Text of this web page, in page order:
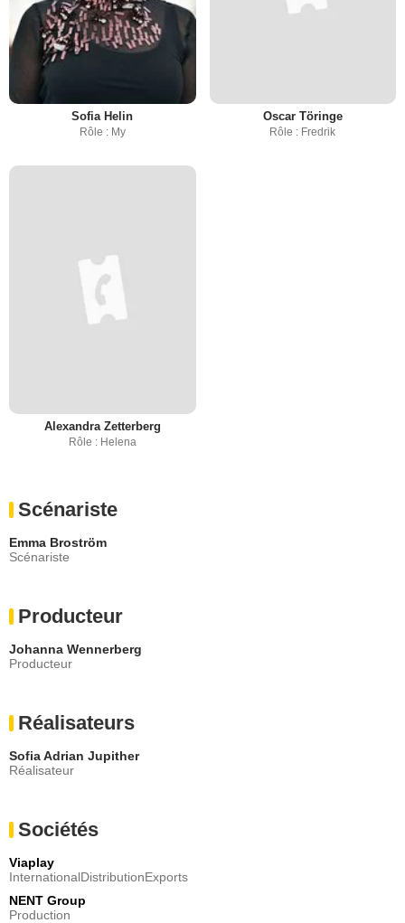
Sofia Helin
Rôle : My
Oscar Töringe
Rôle : Fredrik
Alexandra Zetterberg
Rôle : Helena
Scénariste
Emma Broström
Scénariste
Producteur
Johanna Wennerberg
Producteur
Réalisateurs
Sofia Adrian Jupither
Réalisateur
Sociétés
Viaplay
InternationalDistributionExports
NENT Group
Production